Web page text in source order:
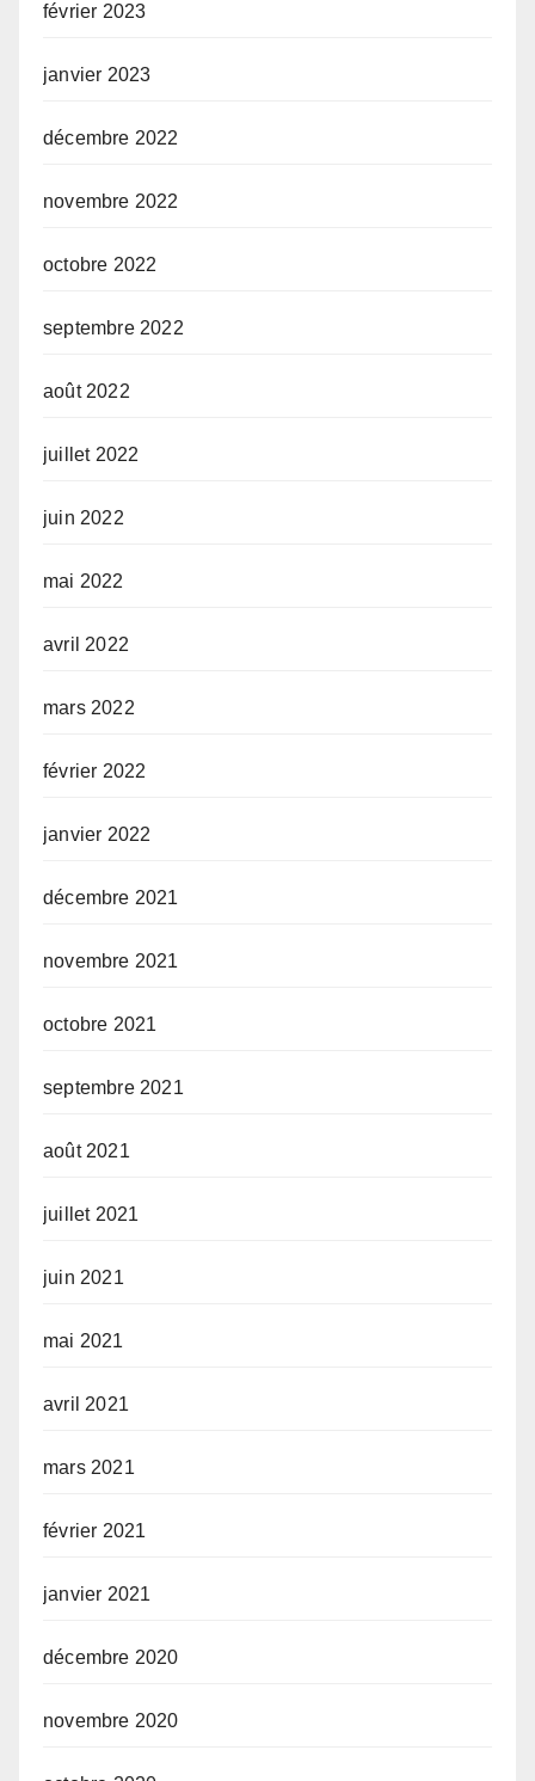
février 2023
janvier 2023
décembre 2022
novembre 2022
octobre 2022
septembre 2022
août 2022
juillet 2022
juin 2022
mai 2022
avril 2022
mars 2022
février 2022
janvier 2022
décembre 2021
novembre 2021
octobre 2021
septembre 2021
août 2021
juillet 2021
juin 2021
mai 2021
avril 2021
mars 2021
février 2021
janvier 2021
décembre 2020
novembre 2020